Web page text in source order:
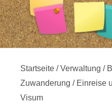
Startseite /Verwaltung /
Zuwanderung / Einreise
Visum